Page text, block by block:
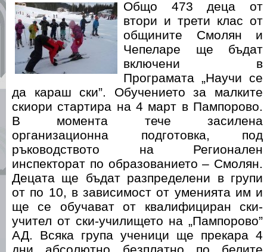
Общо 473 деца от
втори и трети клас от
общините Смолян и
Чепеларе ще бъдат
включени в
Програмата „Научи се
да караш ски”. Обучението за малките
скиори стартира на 4 март в Пампорово.
В момента тече засилена
организационна подготовка, под
ръководството на Регионален
инспекторат по образованието – Смолян.
Децата ще бъдат разпределени в групи
от по 10, в зависимост от уменията им и
ще се обучават от квалифициран ски-
учител от ски-училището на „Пампорово”
АД. Всяка група ученици ще прекара 4